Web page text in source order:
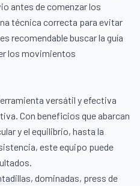
antes de comenzar los
técnica correcta para evitar
recomendable buscar la guía
los movimientos
versátil y efectiva
Con beneficios que abarcan
y el equilibrio, hasta la
este equipo puede
dominadas, press de